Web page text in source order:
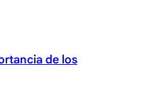
de los